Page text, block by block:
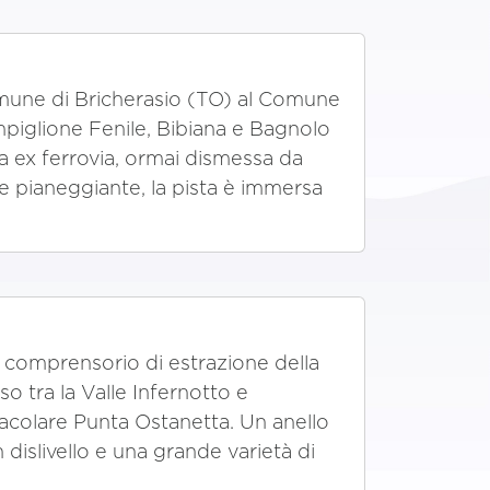
di Bricherasio (TO) al Comune
Fenile, Bibiana e Bagnolo
ex ferrovia, ormai dismessa da
pianeggiante, la pista è immersa
di estrazione della
tra la Valle Infernotto e
Punta Ostanetta. Un anello
e una grande varietà di